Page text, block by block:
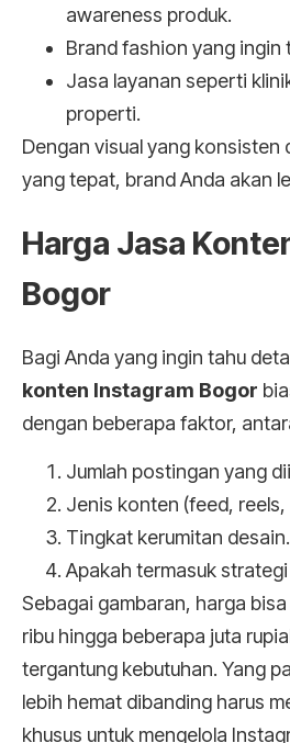
awareness produk.
Brand fashion yang ingin
Jasa layanan seperti
properti.
Dengan visual yang
yang tepat, brand Anda akan
Harga Jasa
Bogor
Bagi Anda yang ingin tahu
konten Instagram Bogor
dengan beberapa faktor,
Jumlah postingan yang
Jenis konten (feed,
Tingkat kerumitan desain.
Apakah termasuk
Sebagai gambaran, harga
ribu hingga beberapa juta
tergantung kebutuhan. Yang
lebih hemat dibanding harus
khusus untuk mengelola